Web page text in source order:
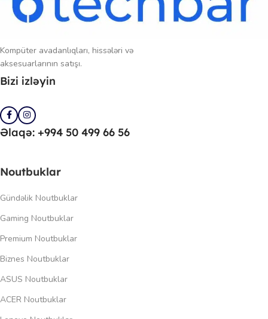
Kompüter avadanlıqları, hissələri və
aksesuarlarının satışı.
Bizi izləyin
Əlaqə: +994 50 499 66 56
Noutbuklar
Gündəlik Noutbuklar
Gaming Noutbuklar
Premium Noutbuklar
Biznes Noutbuklar
ASUS Noutbuklar
ACER Noutbuklar